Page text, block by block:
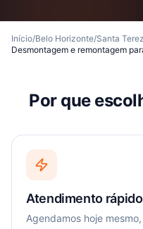
Início/Belo Horizonte/Santa
Desmontagem e remontagem
Por que
Atendimento rápido
Agendamos hoje